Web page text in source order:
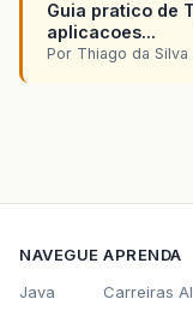
Guia pratico de
aplicacoes...
Por Thiago da
NAVEGUE
Java
APRENDA
Carreiras